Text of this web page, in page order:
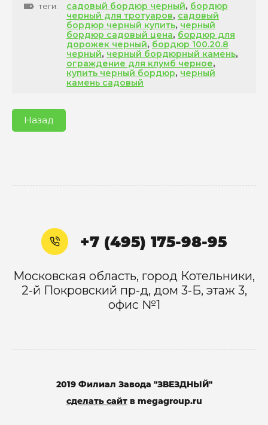
теги: садовый бордюр черный, бордюр
черный для тротуаров, садовый
бордюр черный купить, черный
бордюр садовый цена, бордюр для
дорожек черный, бордюр 100.20.8
черный, черный бордюрный камень,
ограждение для клумб черное,
купить черный бордюр, черный
камень садовый
Назад
+7 (495) 175-98-95
Московская область, город Котельники,
2-й Покровский пр-д, дом 3-Б, этаж 3,
офис №1
2019 Филиал Завода "ЗВЕЗДНЫЙ"
сделать сайтв megagroup.ru